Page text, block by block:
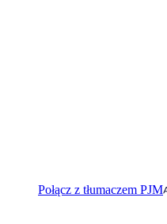
Połącz z tłumaczem PJM